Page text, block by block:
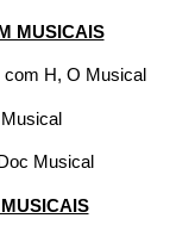
MUSICAIS
H, O Musical
Musical